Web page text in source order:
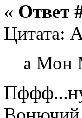
« Ответ
Цитата:
а Мон